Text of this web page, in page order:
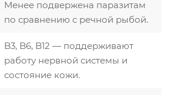
Менее подвержена паразитам
по сравнению с речной рыбой.
B3, B6, B12 — поддерживают
работу нервной системы и
состояние кожи.